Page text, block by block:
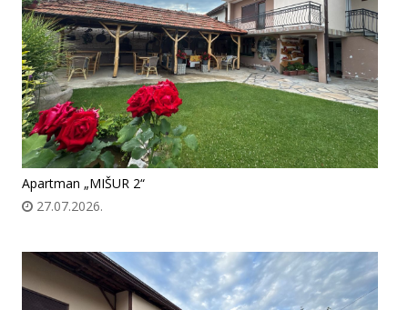
Apartman „MIŠUR 2“
27.07.2026.